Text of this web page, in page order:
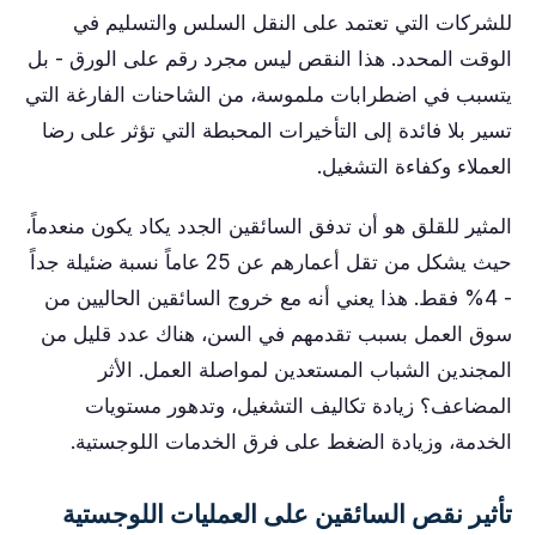
للشركات التي تعتمد على النقل السلس والتسليم في
الوقت المحدد. هذا النقص ليس مجرد رقم على الورق - بل
يتسبب في اضطرابات ملموسة، من الشاحنات الفارغة التي
تسير بلا فائدة إلى التأخيرات المحبطة التي تؤثر على رضا
العملاء وكفاءة التشغيل.
المثير للقلق هو أن تدفق السائقين الجدد يكاد يكون منعدماً،
حيث يشكل من تقل أعمارهم عن 25 عاماً نسبة ضئيلة جداً
- 4% فقط. هذا يعني أنه مع خروج السائقين الحاليين من
سوق العمل بسبب تقدمهم في السن، هناك عدد قليل من
المجندين الشباب المستعدين لمواصلة العمل. الأثر
المضاعف؟ زيادة تكاليف التشغيل، وتدهور مستويات
الخدمة، وزيادة الضغط على فرق الخدمات اللوجستية.
تأثير نقص السائقين على العمليات اللوجستية